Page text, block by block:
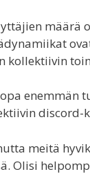
määrä
kollektiivin
enemmän
discord-
meitä
Olisi